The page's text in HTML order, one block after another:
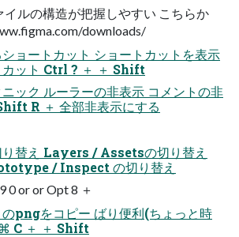
イルの構造が把握しやすい こちらか
downloads/
ョートカット ショートカットを表示
カット Ctrl ? ＋ ＋ Shift
ック ルーラーの非表示 コメントの非
R ＋ 全部非表示にする
り替え Layers / Assetsの切り替え
/ Inspect の切り替え
0 or or Opt 8 ＋
pngをコピー ばり便利(ちょっと時
C ＋ ＋ Shift